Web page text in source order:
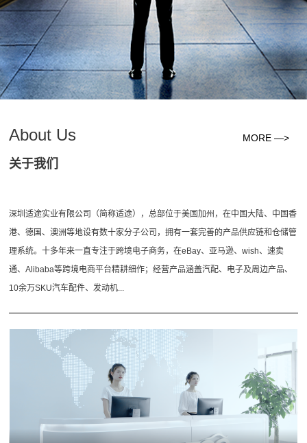
About Us
关于我们
MORE —>
深圳适途实业有限公司（简称适途），总部位于美国加州，在中国大陆、中国香
港、德国、澳洲等地设有数十家分子公司，拥有一套完善的产品供应链和仓储管
理系统。十多年来一直专注于跨境电子商务，在eBay、亚马逊、wish、速卖
通、Alibaba等跨境电商平台精耕细作；经营产品涵盖汽配、电子及周边产品、
10余万SKU汽车配件、发动机...